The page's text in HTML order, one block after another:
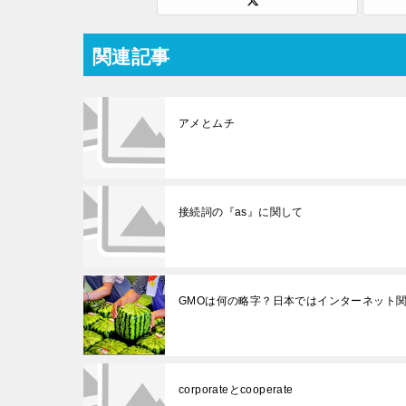
関連記事
アメとムチ
接続詞の『as』に関して
GMOは何の略字？日本ではインターネット
corporateとcooperate